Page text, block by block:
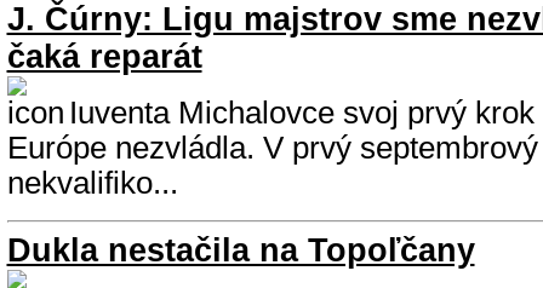
J. Čúrny: Ligu majstrov sme
čaká reparát
Iuventa Michalovce svoj prvý
Európe nezvládla. V prvý
nekvalifiko...
Dukla nestačila na Topoľčany